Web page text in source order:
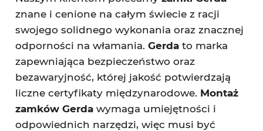
znane i cenione na całym świecie z racji
swojego solidnego wykonania oraz znacznej
odporności na włamania. Gerda to marka
zapewniająca bezpieczeństwo oraz
bezawaryjność, której jakość potwierdzają
liczne certyfikaty międzynarodowe. Montaż
zamków Gerda wymaga umiejętności i
odpowiednich narzędzi, więc musi być